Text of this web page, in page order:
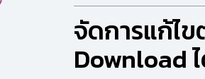
จัดการแก้ไ
Download